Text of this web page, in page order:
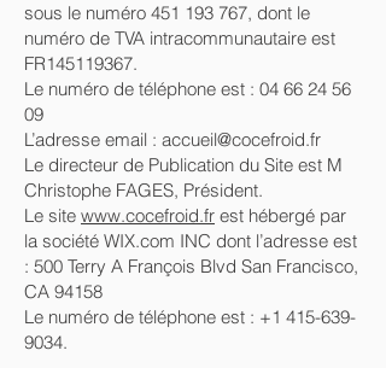
sous le numéro 451 193 767, dont le
numéro de TVA intracommunautaire est
FR145119367.
Le numéro de téléphone est : 04 66 24 56
09
L’adresse email : accueil@cocefroid.fr
Le directeur de Publication du Site est M
Christophe FAGES, Président.
Le site www.cocefroid.fr est hébergé par
la société WIX.com INC dont l’adresse est
: 500 Terry A François Blvd San Francisco,
CA 94158
Le numéro de téléphone est : +1 415-639-
9034.